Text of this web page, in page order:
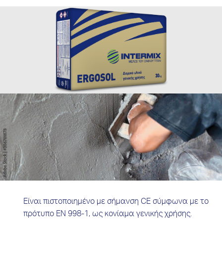
Είναι πιστοποιημένο με σήμανση CE σύμφωνα με το
πρότυπο EN 998-1, ως κονίαμα γενικής χρήσης.